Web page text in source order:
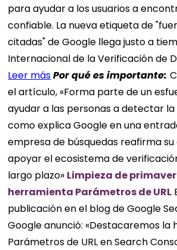
para ayudar a los usuarios a
confiable. La nueva etiqueta de
citadas" de Google llega justo a
Internacional de la Verificación de
Leer másPor qué es importante:
el artículo, «Forma parte de un
ayudar a las personas a detectar
como explica Google en una
empresa de búsquedas reafirma
apoyar el ecosistema de
largo plazo» Limpieza de
herramienta Parámetros de URL
publicación en el blog de Google
Google anunció: «Destacaremos la
Parámetros de URL en Search